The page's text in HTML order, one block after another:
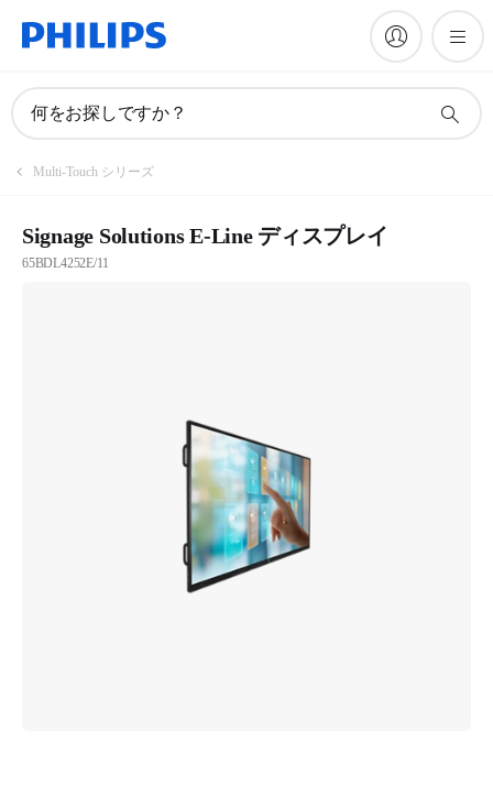
何をお探しですか？
Multi-Touch シリーズ
Signage Solutions E-Line ディスプレイ
65BDL4252E/11